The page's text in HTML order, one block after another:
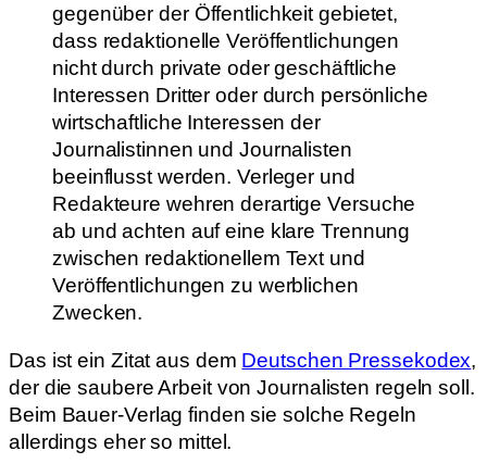
gegenüber der Öffentlichkeit gebietet,
dass redaktionelle Veröffentlichungen
nicht durch private oder geschäftliche
Interessen Dritter oder durch persönliche
wirtschaftliche Interessen der
Journalistinnen und Journalisten
beeinflusst werden. Verleger und
Redakteure wehren derartige Versuche
ab und achten auf eine klare Trennung
zwischen redaktionellem Text und
Veröffentlichungen zu werblichen
Zwecken.
Das ist ein Zitat aus dem Deutschen Pressekodex,
der die saubere Arbeit von Journalisten regeln soll.
Beim Bauer-Verlag finden sie solche Regeln
allerdings eher so mittel.